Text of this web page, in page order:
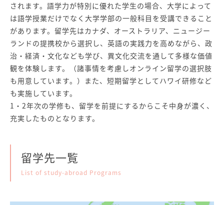
されます。語学力が特別に優れた学生の場合、大学によって
は語学授業だけでなく大学学部の一般科目を受講できること
があります。留学先はカナダ、オーストラリア、ニュージー
ランドの提携校から選択し、英語の実践力を高めながら、政
治・経済・文化なども学び、異文化交流を通して多様な価値
観を体験します。（諸事情を考慮しオンライン留学の選択肢
も用意しています。）また、短期留学としてハワイ研修など
も実施しています。
1・2年次の学修も、留学を前提にするからこそ中身が濃く、
充実したものとなります。
留学先一覧
List of study-abroad Programs